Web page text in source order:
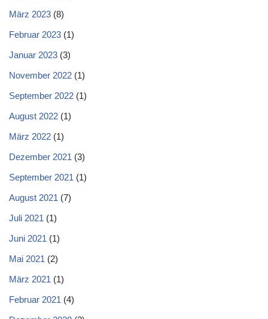
März 2023 (8)
Februar 2023 (1)
Januar 2023 (3)
November 2022 (1)
September 2022 (1)
August 2022 (1)
März 2022 (1)
Dezember 2021 (3)
September 2021 (1)
August 2021 (7)
Juli 2021 (1)
Juni 2021 (1)
Mai 2021 (2)
März 2021 (1)
Februar 2021 (4)